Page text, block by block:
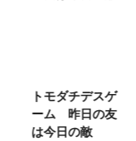
トモダチデスゲ
ーム 昨日の友
は今日の敵